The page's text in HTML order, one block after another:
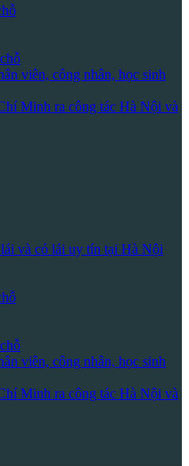
viên, công nhân, học sinh
Minh ra công tác Hà Nội và
và có lái uy tín tại Hà Nội
viên, công nhân, học sinh
Minh ra công tác Hà Nội và